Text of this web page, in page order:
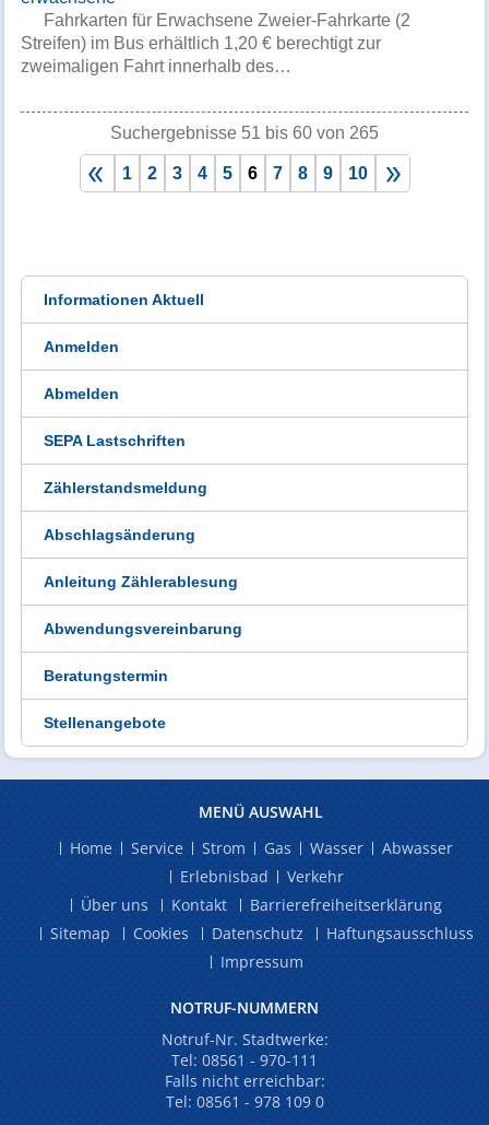
Fahrkarten für Erwachsene Zweier-Fahrkarte (2
Streifen) im Bus erhältlich 1,20 € berechtigt zur
zweimaligen Fahrt innerhalb des…
Suchergebnisse 51 bis 60 von 265
vo
rh
1 2 3 4 5 6 7 8 9 10
nä
ch
Informationen Aktuell
Anmelden
Abmelden
SEPA Lastschriften
Zählerstandsmeldung
Abschlagsänderung
Anleitung Zählerablesung
Abwendungsvereinbarung
Beratungstermin
Stellenangebote
MENÜ AUSWAHL
Home
Service Strom Gas Wasser
Abwasser
Erlebnisbad
Verkehr
Über uns
Kontakt
Barrierefreiheitserklärung
Sitemap
Cookies Datenschutz
Haftungsausschluss
Impressum
NOTRUF-NUMMERN
Notruf-Nr. Stadtwerke:
Tel: 08561 - 970-111
Falls nicht erreichbar:
Tel: 08561 - 978 109 0